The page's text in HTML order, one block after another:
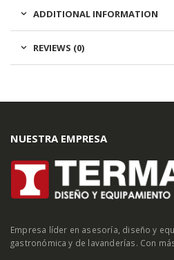
ADDITIONAL INFORMATION
REVIEWS (0)
NUESTRA EMPRESA
Empresa líder en asesoría, diseño y
gastronómica y de lavanderías. Con